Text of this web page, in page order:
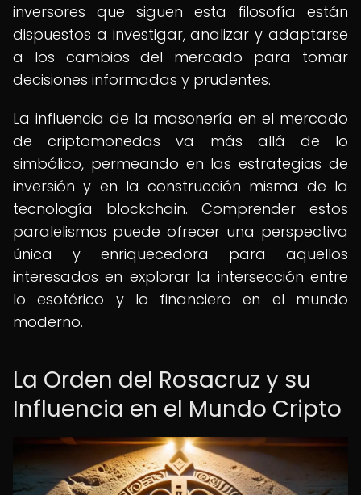
inversores que siguen esta filosofía están
dispuestos a investigar, analizar y adaptarse
a los cambios del mercado para tomar
decisiones informadas y prudentes.
La influencia de la masonería en el mercado
de criptomonedas va más allá de lo
simbólico, permeando en las estrategias de
inversión y en la construcción misma de la
tecnología blockchain. Comprender estos
paralelismos puede ofrecer una perspectiva
única y enriquecedora para aquellos
interesados en explorar la intersección entre
lo esotérico y lo financiero en el mundo
moderno.
La Orden del Rosacruz y su
Influencia en el Mundo Cripto